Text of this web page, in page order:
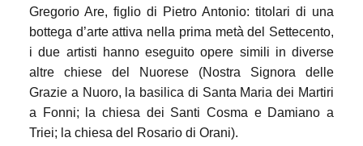
Gregorio Are, figlio di Pietro Antonio: titolari di una
bottega d’arte attiva nella prima metà del Settecento,
i due artisti hanno eseguito opere simili in diverse
altre chiese del Nuorese (Nostra Signora delle
Grazie a Nuoro, la basilica di Santa Maria dei Martiri
a Fonni; la chiesa dei Santi Cosma e Damiano a
Triei; la chiesa del Rosario di Orani).